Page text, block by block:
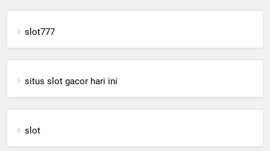
slot777
situs slot gacor hari ini
slot